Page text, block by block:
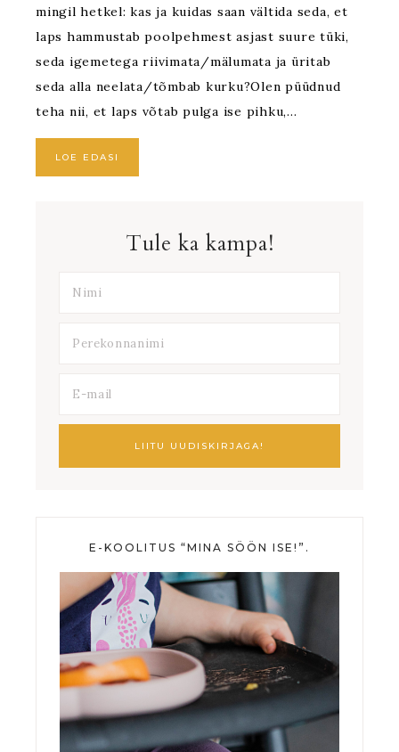
mingil hetkel: kas ja kuidas saan vältida seda, et
laps hammustab poolpehmest asjast suure tüki,
seda igemetega riivimata/mälumata ja üritab
seda alla neelata/tõmbab kurku?Olen püüdnud
teha nii, et laps võtab pulga ise pihku,…
LOE EDASI
Tule ka kampa!
E-KOOLITUS “MINA SÖÖN ISE!”.